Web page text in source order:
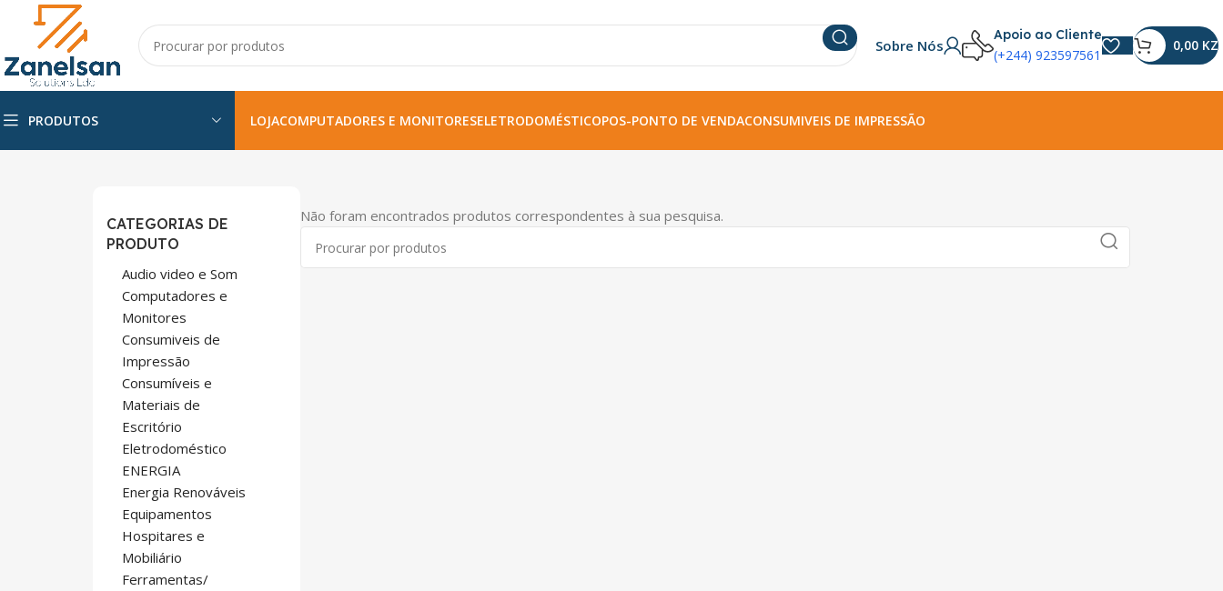
Sobre Nós
Apoio ao Cliente
(+244) 923597561
0,00 KZ
PRODUTOS LOJACOMPUTADORES E MONITORESELETRODOMÉSTICOPOS-PONTO DE VENDACONSUMIVEIS DE IMPRESSÃO
CATEGORIAS DE
PRODUTO
Audio video e Som
Computadores e
Monitores
Consumiveis de
Impressão
Consumíveis e
Materiais de
Escritório
Eletrodoméstico
ENERGIA
Energia Renováveis
Equipamentos
Hospitares e
Mobiliário
Ferramentas/
Não foram encontrados produtos correspondentes à sua pesquisa.